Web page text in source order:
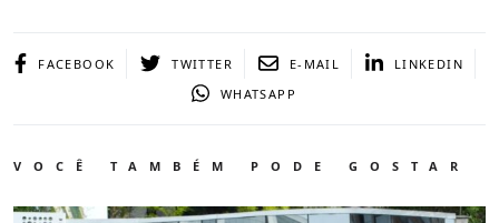
FACEBOOK TWITTER E-MAIL
LINKEDIN
WHATSAPP
VOCÊ TAMBÉM PODE GOSTAR